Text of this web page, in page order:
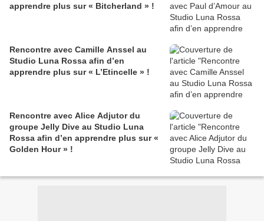
apprendre plus sur « Bitcherland » !
Rencontre avec Camille Anssel au
Studio Luna Rossa afin d’en
apprendre plus sur « L’Etincelle » !
Rencontre avec Alice Adjutor du
groupe Jelly Dive au Studio Luna
Rossa afin d’en apprendre plus sur «
Golden Hour » !